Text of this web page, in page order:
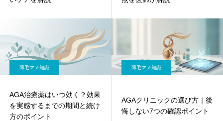
薄毛マメ知識
AGA治療薬はいつ効く？効果
を実感するまでの期間と続け
方のポイント
薄毛マメ知識
AGAクリニックの選び方｜後
悔しない7つの確認ポイント